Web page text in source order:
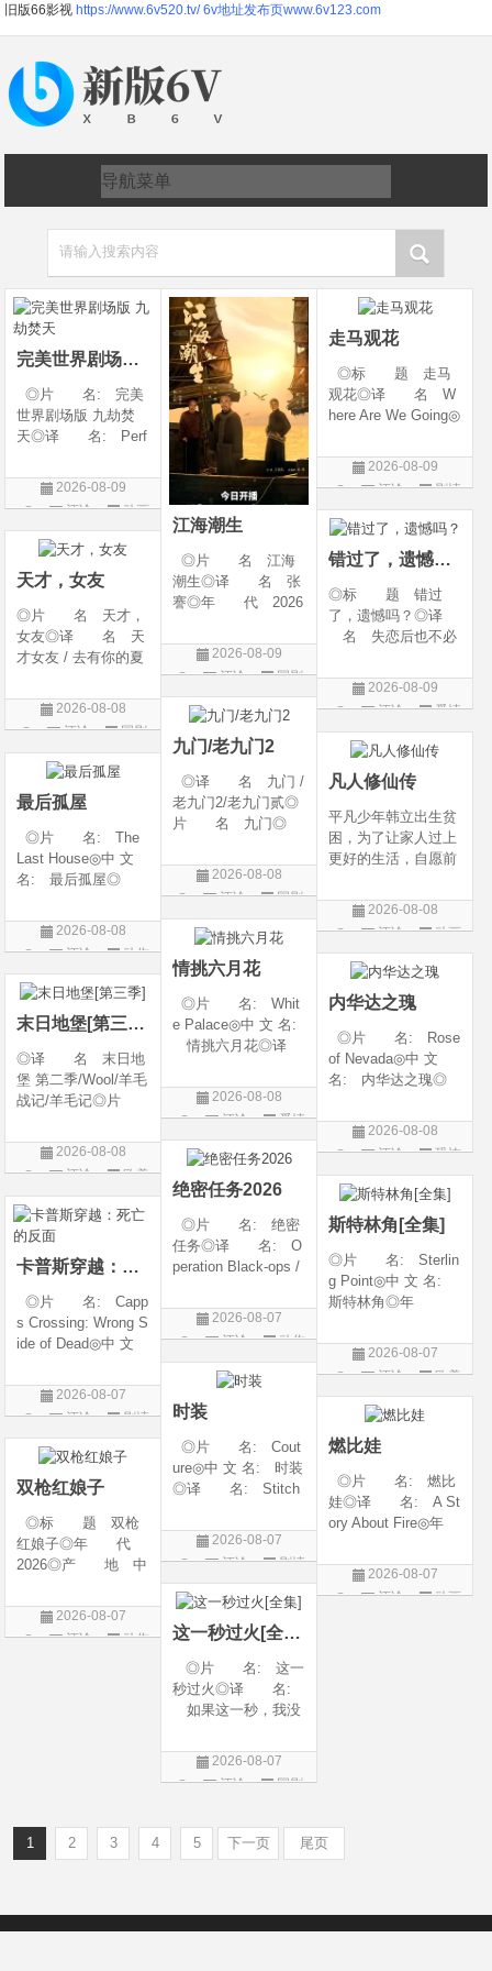
旧版66影视 https://www.6v520.tv/ 6v地址发布页www.6v123.com
请输入搜索内容
完美世界剧场版 九劫焚天
◎片 名: 完美
世界剧场版 九劫焚
天◎译 名: Perf
ne Calamities Burnin
g Heaven / Perfect
ribulations Incinerate
the H
2026-08-09
评论
动画
片
江海潮生
◎片 名 江海
潮生◎译 名 张
謇◎年 代 2026
陆◎类 别 传记
/ 历史 / 古装◎语
上映日期 2026-07-
20(中国大陆)◎
2026-08-09
评论
国剧
走马观花
◎标 题 走马
观花◎译 名 W
here Are We Going◎
产 地 中国大陆
◎类 别 剧情◎
话◎上映日期 2026
-06-12(中国大陆)◎
2026-08-09
评论
剧情
片
错过了，遗憾吗？
◎标 题 错过
了，遗憾吗？◎译
名 失恋后也不必
rself◎年 代 20
26◎产 地 中国
剧 / 爱情◎语
言 汉语普通话◎上
映
2026-08-09
评论
爱情
片
天才，女友
◎片 名 天才，
女友◎译 名 天
才女友 / 去有你的夏
年 代 2026◎
产 地 中国大陆
爱情◎语 言 汉
语普通话◎上映日期
2026-08-08
评论
国剧
九门/老九门2
◎译 名 九门 /
老九门2/老九门贰◎
片 名 九门◎
产 地 中国大陆
◎类 别 剧情 /
言 汉语普通话◎上
映日期 2026-07
2026-08-08
评论
国剧
凡人修仙传
平凡少年韩立出生贫
困，为了让家人过上
更好的生活，自愿前
核，最终被墨大夫收
入门下。 墨大夫一
养、传授医术，让韩
立对他非常感激，但
随着一同入
2026-08-08
评论
动画
片
最后孤屋
◎片 名: The
Last House◎中 文
名: 最后孤屋◎
Eleven Eight One S
even◎年 代: 2
国 / 法国 / 美国◎
类 别: 动作 /
2026-08-08
评论
动作
片
情挑六月花
◎片 名: Whit
e Palace◎中 文 名:
情挑六月花◎译
道之恋 / 白色宫殿◎
年 代: 1990◎
类 别: 剧情 / 爱
情◎语
2026-08-08
评论
爱情
片
内华达之瑰
◎片 名: Rose
of Nevada◎中 文
名: 内华达之瑰◎
玫瑰 / 英伦转生号
(港) / 谜航(台)◎年
地: 英国◎类
别: 剧情 / 恐
2026-08-08
评论
恐怖
片
末日地堡[第三季]
◎译 名 末日地
堡 第二季/Wool/羊毛
战记/羊毛记◎片
◎年 代 2024◎
产 地 美国◎
幻 / 悬疑◎语
言 英语◎上映日
2026-08-08
评论
欧美
剧
绝密任务2026
◎片 名: 绝密
任务◎译 名: O
peration Black-ops /
&amp;middot;绝密任
务◎年 代: 202
大陆◎类 别:
动作 / 战争 / 犯
2026-08-07
评论
动作
片
斯特林角[全集]
◎片 名: Sterlin
g Point◎中 文 名:
斯特林角◎年
地: 美国◎类
别: 剧情◎语
期: 2026-08-05(美
国)◎IMDb评分: 6
2026-08-07
评论
欧美
剧
卡普斯穿越：死亡的反面
◎片 名: Capp
s Crossing: Wrong S
ide of Dead◎中 文
死亡的反面◎年
代: 2026◎产
别: 剧情 / 悬疑 / 惊
悚 / 犯罪◎语
2026-08-07
评论
剧情
片
时装
◎片 名: Cout
ure◎中 文 名: 时装
◎译 名: Stitch
(台)◎年 代: 20
25◎产 地: 法
剧情◎语 言:
法语 /
2026-08-07
评论
剧情
片
燃比娃
◎片 名: 燃比
娃◎译 名: A St
ory About Fire◎年
地: 中国大陆◎
类 别: 动画 / 奇
2026-08-07
评论
动画
双枪红娘子
◎标 题 双枪
红娘子◎年 代
2026◎产 地 中
剧情 / 动作 / 战争◎
上映日期 2026-08-
2026-08-07
评论
动作
这一秒过火[全集]
◎片 名: 这一
秒过火◎译 名:
如果这一秒，我没
年 代: 2026◎
产 地: 中国大
汉语普通话◎上映
2026-08-07
评论
国剧
1 2 3 4 5 下一页 尾页